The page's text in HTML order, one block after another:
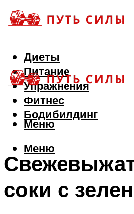
Диеты
Питание
Упражнения
Фитнес
Бодибилдинг
Меню
Меню
соки с